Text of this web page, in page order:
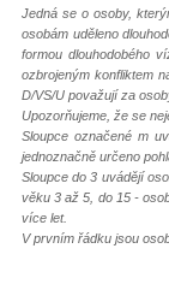
Jedná se o osoby,
osobám uděleno
formou dlouhodobého
ozbrojeným konfliktem
D/VS/U považují za
Upozorňujeme, že se
Sloupce označené m
jednoznačně určeno
Sloupce do 3 uvádějí
věku 3 až 5, do 15 -
více let.
V prvním řádku jsou